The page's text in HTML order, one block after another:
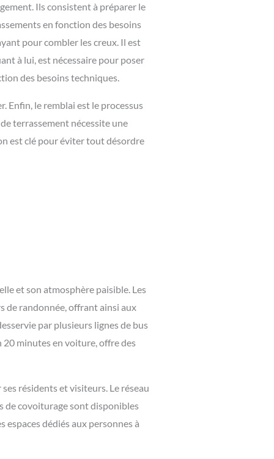
Ils consistent à préparer le
en fonction des besoins
pour combler les creux. Il est
à lui, est nécessaire pour poser
des besoins techniques.
Enfin, le remblai est le processus
terrassement nécessite une
est clé pour éviter tout désordre
et son atmosphère paisible. Les
de randonnée, offrant ainsi aux
par plusieurs lignes de bus
20 minutes en voiture, offre des
résidents et visiteurs. Le réseau
de covoiturage sont disponibles
dédiés aux personnes à